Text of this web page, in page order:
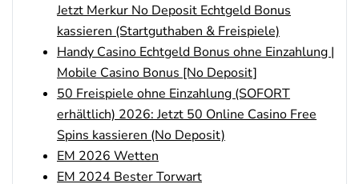
Jetzt Merkur No Deposit Echtgeld Bonus
kassieren (Startguthaben & Freispiele)
Handy Casino Echtgeld Bonus ohne Einzahlung |
Mobile Casino Bonus [No Deposit]
50 Freispiele ohne Einzahlung (SOFORT
erhältlich) 2026: Jetzt 50 Online Casino Free
Spins kassieren (No Deposit)
EM 2026 Wetten
EM 2024 Bester Torwart